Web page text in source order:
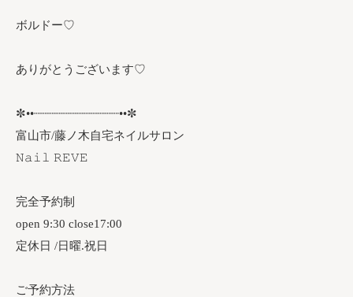
ボルドー♡
ありがとうございます♡
✼••┈┈┈┈┈┈┈┈┈┈┈┈••✼
富山市/藤ノ木自宅ネイルサロン
𝙽𝚊𝚒𝚕 𝚁𝙴𝚅𝙴
完全予約制
open 9:30 close17:00
定休日 /日曜.祝日
ご予約方法